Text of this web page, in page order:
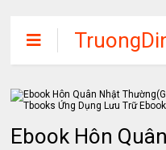
Chia sẽ
các khóa
phần
tập miễn
Ebook Hôn